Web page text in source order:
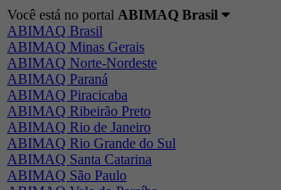
Você está no portal ABIMAQ Brasil
ABIMAQ Brasil
ABIMAQ Minas Gerais
ABIMAQ Norte-Nordeste
ABIMAQ Paraná
ABIMAQ Piracicaba
ABIMAQ Ribeirão Preto
ABIMAQ Rio de Janeiro
ABIMAQ Rio Grande do Sul
ABIMAQ Santa Catarina
ABIMAQ São Paulo